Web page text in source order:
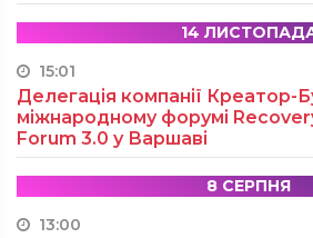
14
15:01
Делегація компанії Креатор-
міжнародному форумі
Forum 3.0 у Варшаві
8 СЕРПНЯ
13:00